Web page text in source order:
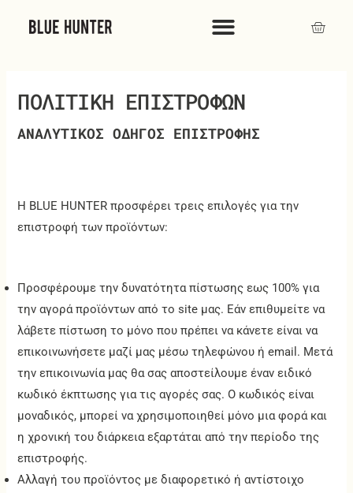
Cart
ΠΟΛΙΤΙΚΗ ΕΠΙΣΤΡΟΦΩΝ
ΑΝΑΛΥΤΙΚΟΣ ΟΔΗΓΟΣ ΕΠΙΣΤΡΟΦΗΣ
Η BLUE HUNTER προσφέρει τρεις επιλογές για την
επιστροφή των προϊόντων:
Προσφέρουμε την δυνατότητα πίστωσης εως 100% για
την αγορά προϊόντων από το site μας. Εάν επιθυμείτε να
λάβετε πίστωση το μόνο που πρέπει να κάνετε είναι να
επικοινωνήσετε μαζί μας μέσω τηλεφώνου ή email. Μετά
την επικοινωνία μας θα σας αποστείλουμε έναν ειδικό
κωδικό έκπτωσης για τις αγορές σας. Ο κωδικός είναι
μοναδικός, μπορεί να χρησιμοποιηθεί μόνο μια φορά και
η χρονική του διάρκεια εξαρτάται από την περίοδο της
επιστροφής.
Αλλαγή του προϊόντος με διαφορετικό ή αντίστοιχο